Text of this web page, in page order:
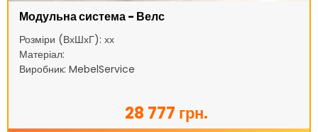
Модульна система - Велс
Розміри (ВхШхГ): хх
Матеріал:
Виробник: MebelService
28 777 грн.